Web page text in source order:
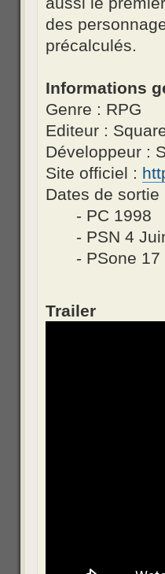
des
précalculés.
Informations
Genre : RPG
Editeur :
Développeur :
Site officiel :
Dates de sortie
- PC 1998
- PSN 4
- PSone
Trailer